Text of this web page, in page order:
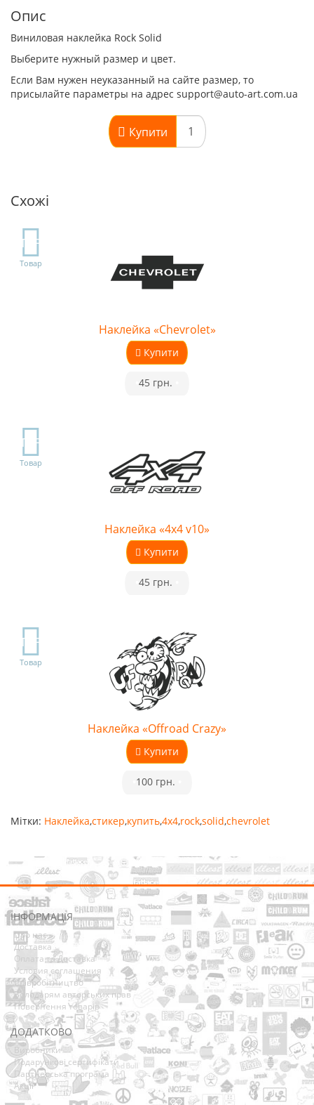
Опис
Виниловая наклейка Rock Solid
Выберите нужный размер и цвет.
Если Вам нужен неуказанный на сайте размер, то
присылайте параметры на адрес support@auto-art.com.ua
Купити
Схожі
TOP
Товар
Наклейка «Chevrolet»
Купити
45 грн.
TOP
Товар
Наклейка «4x4 v10»
Купити
45 грн.
TOP
Товар
Наклейка «Offroad Crazy»
Купити
100 грн.
Мітки: Наклейка,стикер,купить,4x4,rock,solid,chevrolet
ІНФОРМАЦІЯ
Про нас
Доставка
Оплата та Доставка
Условия соглашения
Співробітництво
Володарям авторських прав
Повернення товарів
ДОДАТКОВО
Виробники
Подарункові сертифікати
Партнерська програма
Акції